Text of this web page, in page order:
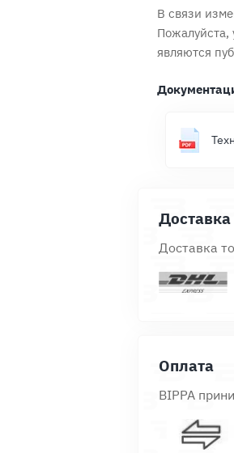
В связи
являются
Доставка
Доставка
Оплата
BIPPA